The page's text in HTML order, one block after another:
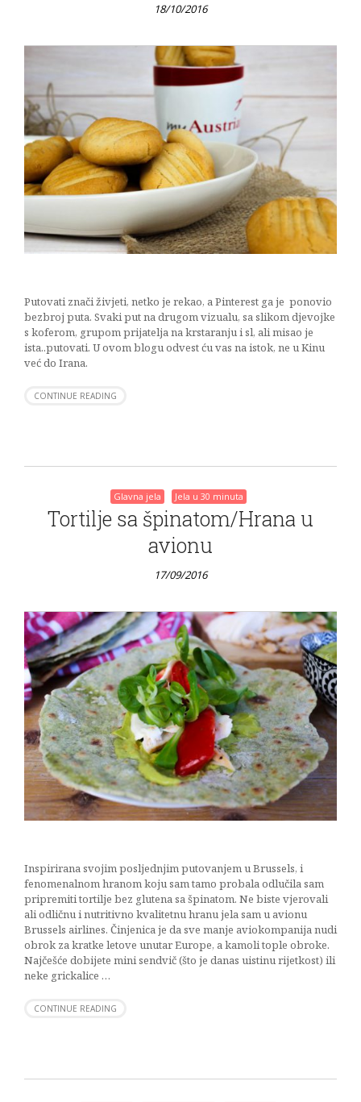
18/10/2016
Putovati znači živjeti, netko je rekao, a Pinterest ga je ponovio
bezbroj puta. Svaki put na drugom vizualu, sa slikom djevojke
s koferom, grupom prijatelja na krstaranju i sl, ali misao je
ista..putovati. U ovom blogu odvest ću vas na istok, ne u Kinu
već do Irana.
CONTINUE READING
Glavna jela Jela u 30 minuta
Tortilje sa špinatom/Hrana u
avionu
17/09/2016
Inspirirana svojim posljednjim putovanjem u Brussels, i
fenomenalnom hranom koju sam tamo probala odlučila sam
pripremiti tortilje bez glutena sa špinatom. Ne biste vjerovali
ali odličnu i nutritivno kvalitetnu hranu jela sam u avionu
Brussels airlines. Činjenica je da sve manje aviokompanija nudi
obrok za kratke letove unutar Europe, a kamoli tople obroke.
Najčešće dobijete mini sendvič (što je danas uistinu rijetkost) ili
neke grickalice …
CONTINUE READING